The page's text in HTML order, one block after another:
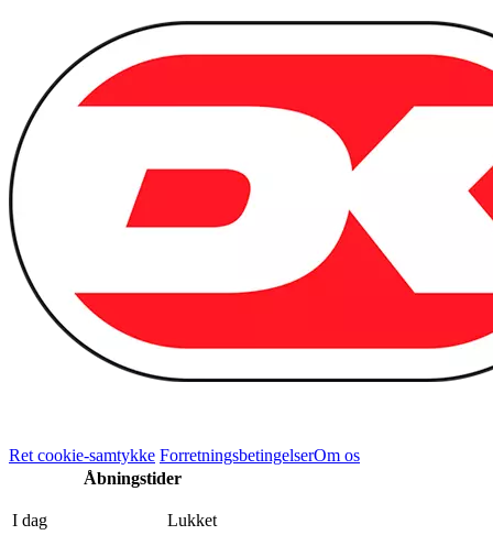
Ret cookie-samtykke ForretningsbetingelserOm os
Åbningstider
I dag Lukket